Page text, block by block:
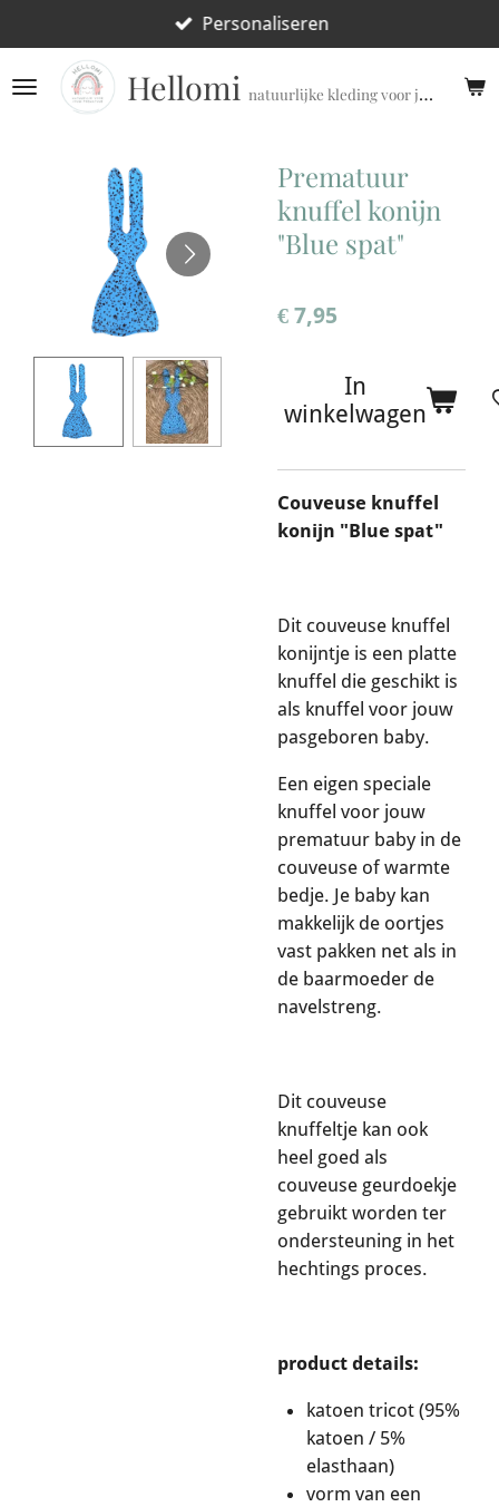
direct
naar
Hellomi natuurlijke kleding voor jouw prematuur!
Personaliseren
Prematuur
knuffel konijn
"Blue spat"
€ 7,95
In
winkelwagen
Couveuse knuffel
konijn "Blue spat"
Dit couveuse knuffel
konijntje is een platte
knuffel die geschikt is
als knuffel voor jouw
pasgeboren baby.
Een eigen speciale
knuffel voor jouw
prematuur baby in de
couveuse of warmte
bedje. Je baby kan
makkelijk de oortjes
vast pakken net als in
de baarmoeder de
navelstreng.
Dit couveuse
knuffeltje kan ook
heel goed als
couveuse geurdoekje
gebruikt worden ter
ondersteuning in het
hechtings proces.
product details:
katoen tricot (95%
katoen / 5%
elasthaan)
vorm van een